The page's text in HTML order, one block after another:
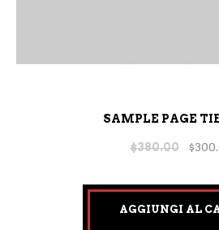
SAMPLE PAGE
$380.00 $
AGGIUNGI AL